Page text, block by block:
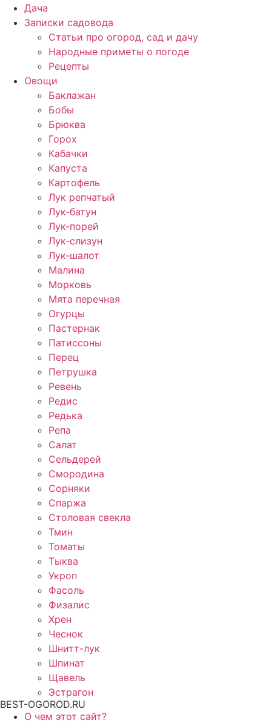
Дача
Записки садовода
Статьи про огород, сад и дачу
Народные приметы о погоде
Рецепты
Овощи
Баклажан
Бобы
Брюква
Горох
Кабачки
Капуста
Картофель
Лук репчатый
Лук-батун
Лук-порей
Лук-слизун
Лук-шалот
Малина
Морковь
Мята перечная
Огурцы
Пастернак
Патиссоны
Перец
Петрушка
Ревень
Редис
Редька
Репа
Салат
Сельдерей
Смородина
Сорняки
Спаржа
Столовая свекла
Тмин
Томаты
Тыква
Укроп
Фасоль
Физалис
Хрен
Чеснок
Шнитт-лук
Шпинат
Щавель
Эстрагон
BEST-OGOROD.RU
О чем этот сайт?